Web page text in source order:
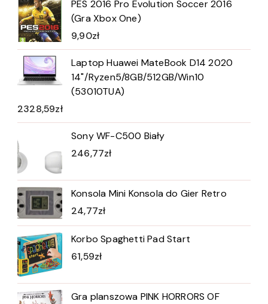
PES 2016 Pro Evolution Soccer 2016
(Gra Xbox One)
9,90zł
Laptop Huawei MateBook D14 2020
14"/Ryzen5/8GB/512GB/Win10
(53010TUA)
2328,59zł
Sony WF-C500 Biały
246,77zł
Konsola Mini Konsola do Gier Retro
24,77zł
Korbo Spaghetti Pad Start
61,59zł
Gra planszowa PINK HORRORS OF